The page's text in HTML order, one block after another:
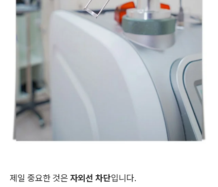
제일 중요한 것은 자외선 차단입니다.